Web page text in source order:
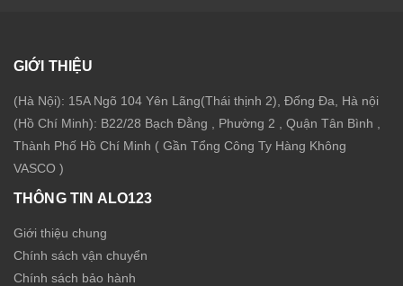
GIỚI THIỆU
(Hà Nội): 15A Ngõ 104 Yên Lãng(Thái thịnh 2), Đống Đa, Hà nội
(Hồ Chí Minh): B22/28 Bạch Đằng , Phường 2 , Quận Tân Bình ,
Thành Phố Hồ Chí Minh ( Gần Tổng Công Ty Hàng Không
VASCO )
THÔNG TIN ALO123
Giới thiệu chung
Chính sách vận chuyển
Chính sách bảo hành